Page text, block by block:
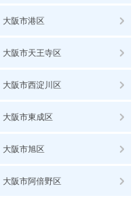
大阪市港区
大阪市天王寺区
大阪市西淀川区
大阪市東成区
大阪市旭区
大阪市阿倍野区